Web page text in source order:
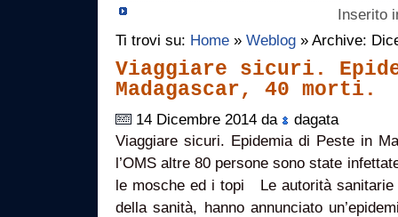
Inserito
Ti trovi su: Home » Weblog » Archive:
Viaggiare sicuri.
Madagascar, 40 morti.
14 Dicembre 2014 da
dagata
Viaggiare sicuri. Epidemia di Peste in
l’OMS altre 80 persone sono state
le mosche ed i topi Le autorità sanitarie
della sanità, hanno annunciato